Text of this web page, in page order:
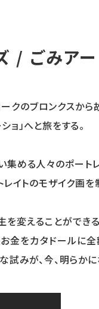
/ ごみア
のブロンクスから
」へと旅をする。
集める人々のポート
イトのモザイク画
変えることができ
金をカタドールに
みが、今、明らかに